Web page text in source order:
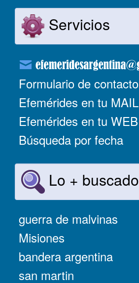
Servicios
Formulario de contacto
Efemérides en tu MAIL
Efemérides en tu WEB
Búsqueda por fecha
Lo + buscado
guerra de malvinas
Misiones
bandera argentina
san martin